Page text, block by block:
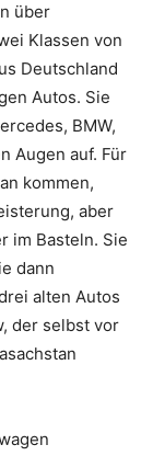
über
Klassen von
Deutschland
Autos. Sie
BMW,
Augen auf. Für
kommen,
aber
im Basteln. Sie
dann
alten Autos
der selbst vor